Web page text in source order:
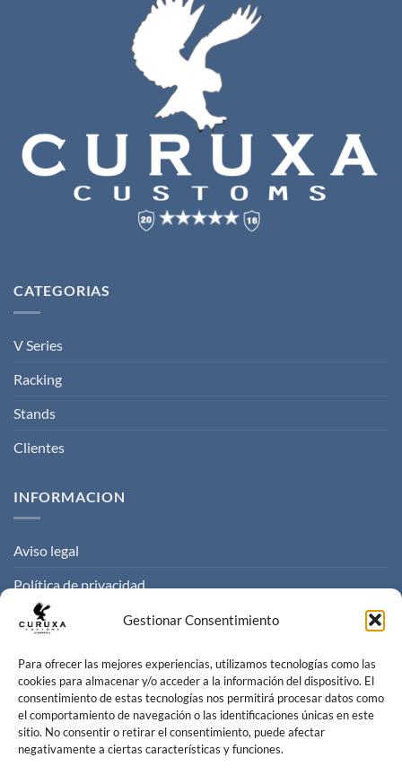
Gestionar Consentimiento
Para ofrecer las mejores experiencias, utilizamos tecnologías como las
cookies para almacenar y/o acceder a la información del dispositivo. El
consentimiento de estas tecnologías nos permitirá procesar datos como
el comportamiento de navegación o las identificaciones únicas en este
sitio. No consentir o retirar el consentimiento, puede afectar
negativamente a ciertas características y funciones.
CATEGORIAS
V Series
Racking
Stands
Clientes
INFORMACION
Aviso legal
Política de privacidad
Politica de cookies
CONTACTO
Contacta con nosotros